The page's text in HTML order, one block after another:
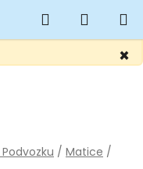
×
Hledat
KOŠÍK
/ Matice /